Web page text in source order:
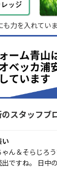
力を入れていま
スタッフブ
い
ゃん＆そらじろ
出ですね。 日中